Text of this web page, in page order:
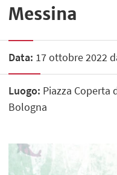
Messina
Data: 17 ottobre 2022
Luogo: Piazza Coperta
Bologna